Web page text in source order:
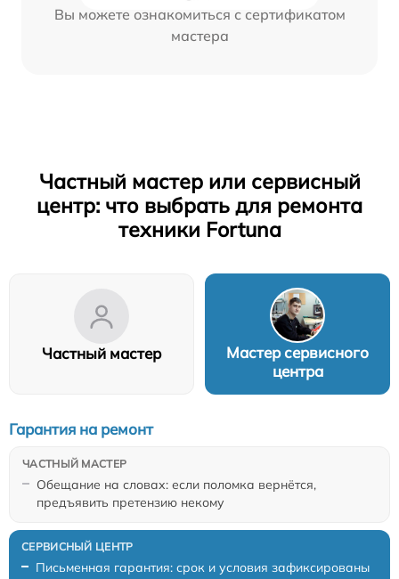
Вы можете ознакомиться с сертификатом
мастера
Частный мастер или сервисный
центр: что выбрать для ремонта
техники Fortuna
Частный мастер
Мастер сервисного
центра
Обещание на словах: если поломка вернётся,
предъявить претензию некому
Гарантия на ремонт
Письменная гарантия: срок и условия зафиксированы